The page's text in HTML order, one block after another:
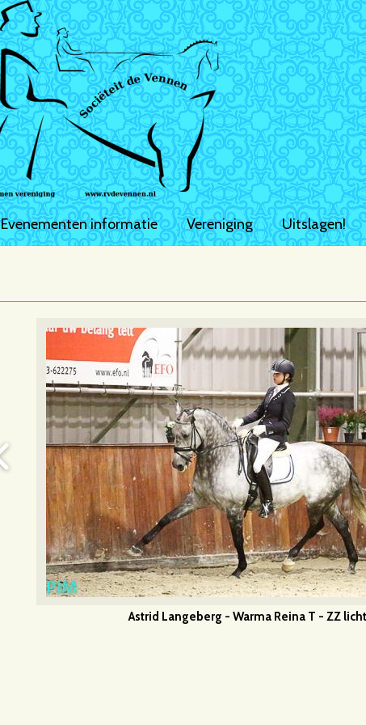
Evenementen informatie Vereniging Uitslagen!
Astrid Langeberg - Warma Reina T - ZZ